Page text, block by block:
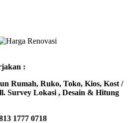
:
Rumah, Ruko, Toko, Kios, Kost /
Survey Lokasi , Desain & Hitung
1777 0718